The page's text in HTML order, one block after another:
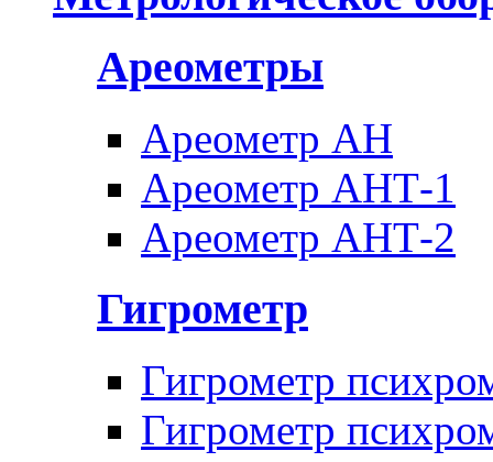
Ареометры
Ареометр АН
Ареометр АНТ-1
Ареометр АНТ-2
Гигрометр
Гигрометр
Гигрометр